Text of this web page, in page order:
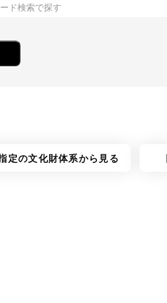
定の文化財体系から見る